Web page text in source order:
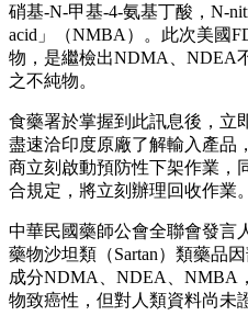
硝基-N-甲基-4-氨基丁酸，N-
acid」（NMBA）。此次美國
物，是繼檢出NDMA、NDEA
之不純物。
食藥署於掌握到此訊息後，立
盡速洽印度原廠了解輸入產品
商立刻啟動預防性下架作業，
合規定，將立刻辦理回收作業。
中華民國藥師公會全聯會發言
藥物沙坦類（Sartan）類藥品
成分NDMA、NDEA、NMBA
物致癌性，但對人類資料尚未